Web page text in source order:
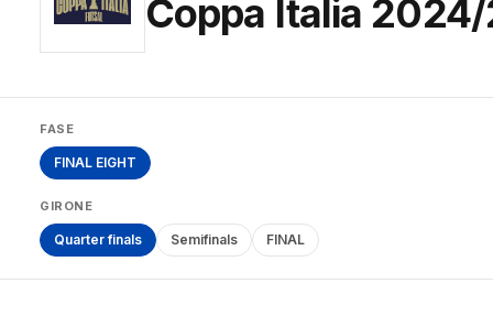
Coppa Italia
FASE
FINAL EIGHT
GIRONE
Quarter finals Semifinals FINAL